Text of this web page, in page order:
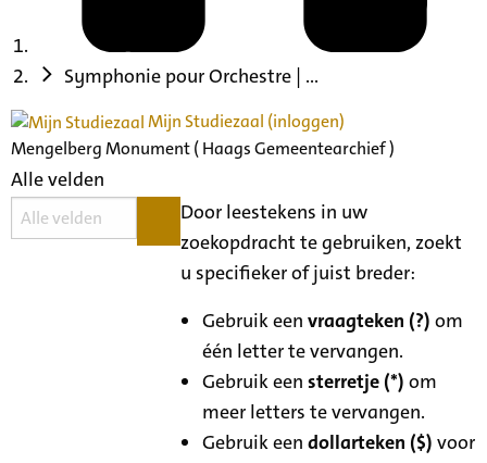
Symphonie pour Orchestre | ...
Mijn Studiezaal (inloggen)
Mengelberg Monument ( Haags Gemeentearchief )
Alle velden
Door leestekens in uw
zoekopdracht te gebruiken, zoekt
u specifieker of juist breder:
Gebruik eenvraagteken (?) om
één letter te vervangen.
Gebruik eensterretje (*) om
meer letters te vervangen.
Gebruik eendollarteken ($) voor